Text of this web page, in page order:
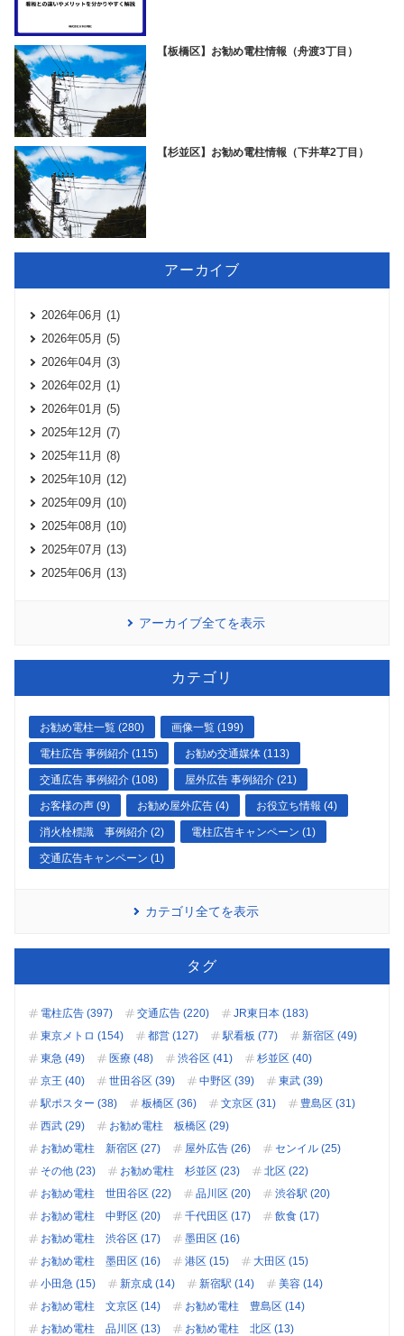
【板橋区】お勧め電柱情報（舟渡3丁目）
【杉並区】お勧め電柱情報（下井草2丁目）
アーカイブ
2026年06月 (1)
2026年05月 (5)
2026年04月 (3)
2026年02月 (1)
2026年01月 (5)
2025年12月 (7)
2025年11月 (8)
2025年10月 (12)
2025年09月 (10)
2025年08月 (10)
2025年07月 (13)
2025年06月 (13)
アーカイブ全てを表示
カテゴリ
お勧め電柱一覧 (280) 画像一覧 (199)
電柱広告 事例紹介 (115) お勧め交通媒体 (113)
交通広告 事例紹介 (108) 屋外広告 事例紹介 (21)
お客様の声 (9) お勧め屋外広告 (4) お役立ち情報 (4)
消火栓標識 事例紹介 (2) 電柱広告キャンペーン (1)
交通広告キャンペーン (1)
カテゴリ全てを表示
タグ
電柱広告 (397) 交通広告 (220)
JR東日本 (183)
東京メトロ (154)
都営 (127) 駅看板 (77)
新宿区 (49)
東急 (49)
医療 (48) 渋谷区 (41)
杉並区 (40)
京王 (40)
世田谷区 (39) 中野区 (39)
東武 (39)
駅ポスター (38)
板橋区 (36) 文京区 (31)
豊島区 (31)
西武 (29)
お勧め電柱 板橋区 (29)
お勧め電柱 新宿区 (27)
屋外広告 (26)
センイル (25)
その他 (23)
お勧め電柱 杉並区 (23)
北区 (22)
お勧め電柱 世田谷区 (22)
品川区 (20)
渋谷駅 (20)
お勧め電柱 中野区 (20)
千代田区 (17)
飲食 (17)
お勧め電柱 渋谷区 (17)
墨田区 (16)
お勧め電柱 墨田区 (16)
港区 (15)
大田区 (15)
小田急 (15)
新京成 (14) 新宿駅 (14)
美容 (14)
お勧め電柱 文京区 (14)
お勧め電柱 豊島区 (14)
お勧め電柱 品川区 (13)
お勧め電柱 北区 (13)